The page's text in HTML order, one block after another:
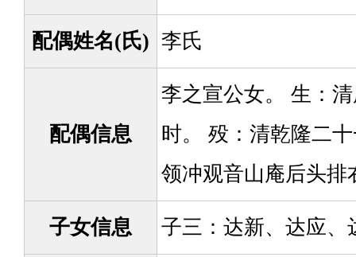
配偶姓名(氏) 李氏
配偶信息
李之宣公女。 生：
时。 殁：清乾隆二
领冲观音山庵后头排
子女信息 子三：达新、达应、